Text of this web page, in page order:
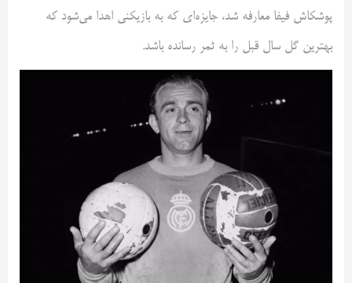
پوشکاش فیفا معارفه شد، جایزه‌ای که به بازیکنی اهدا می‌شود که
بهترین گل سال قبل را به ثمر رسانده باشد.